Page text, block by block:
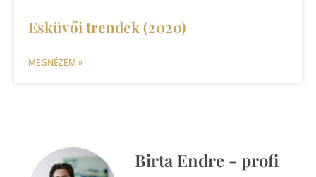
Esküvői trendek (2020)
MEGNÉZEM »
Birta Endre - profi